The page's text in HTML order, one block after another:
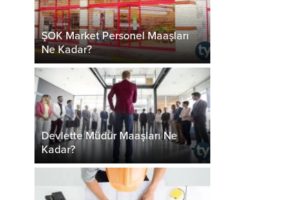
ŞOK Market Personel Maaşları
Ne Kadar?
Devlette Müdür Maaşları Ne
Kadar?